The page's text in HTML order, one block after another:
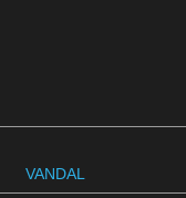
VANDAL